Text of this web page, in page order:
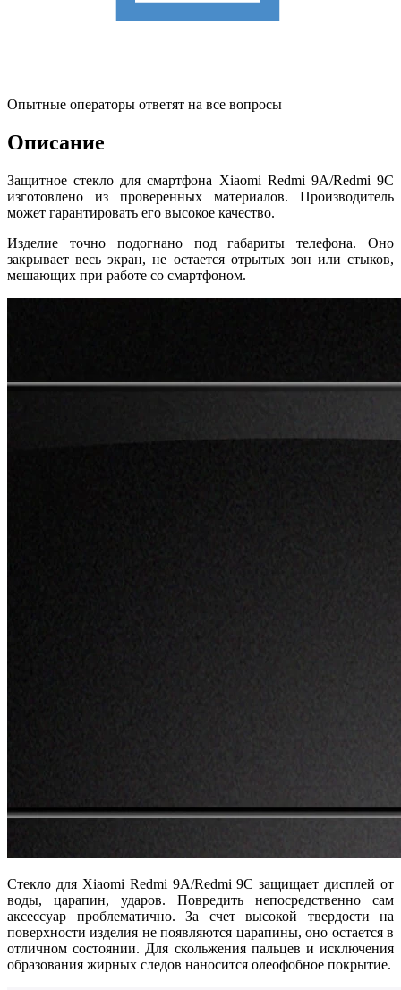
Опытные операторы ответят на все вопросы
Описание
Защитное стекло для смартфона Xiaomi Redmi 9A/Redmi 9C
изготовлено из проверенных материалов. Производитель
может гарантировать его высокое качество.
Изделие точно подогнано под габариты телефона. Оно
закрывает весь экран, не остается отрытых зон или стыков,
мешающих при работе со смартфоном.
Стекло для Xiaomi Redmi 9A/Redmi 9C защищает дисплей от
воды, царапин, ударов. Повредить непосредственно сам
аксессуар проблематично. За счет высокой твердости на
поверхности изделия не появляются царапины, оно остается в
отличном состоянии. Для скольжения пальцев и исключения
образования жирных следов наносится олеофобное покрытие.